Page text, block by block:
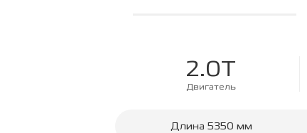
2.0T
Двигатель
Длина 5350 мм